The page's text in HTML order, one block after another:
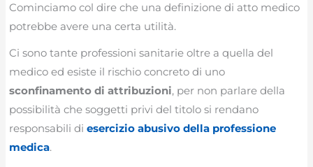
Cominciamo col dire che una definizione di atto medico
potrebbe avere una certa utilità.
Ci sono tante professioni sanitarie oltre a quella del
medico ed esiste il rischio concreto di uno
sconfinamento di attribuzioni, per non parlare della
possibilità che soggetti privi del titolo si rendano
responsabili diesercizio abusivo della professione
medica.